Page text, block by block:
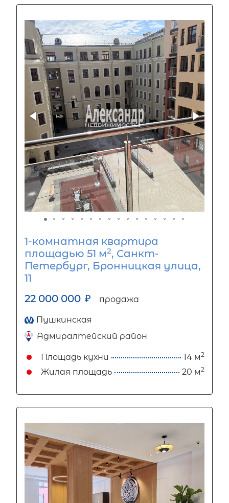
1-комнатная квартира
площадью 51 м2, Санкт-
Петербург, Бронницкая улица,
11
22 000 000 ₽ продажа
Пушкинская
Адмиралтейский район
Площадь кухни 14 м2
Жилая площадь 20 м2